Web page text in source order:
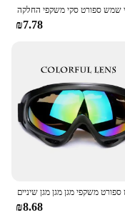
₪7.78
₪8.68